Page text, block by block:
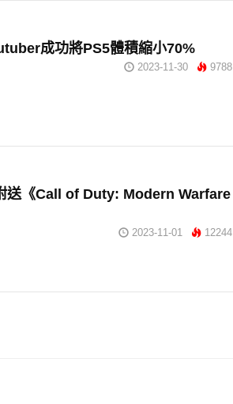
成功將PS5體積縮小70%
2023-11-30 9788
送《Call of Duty: Modern Warfare
2023-11-01 12244